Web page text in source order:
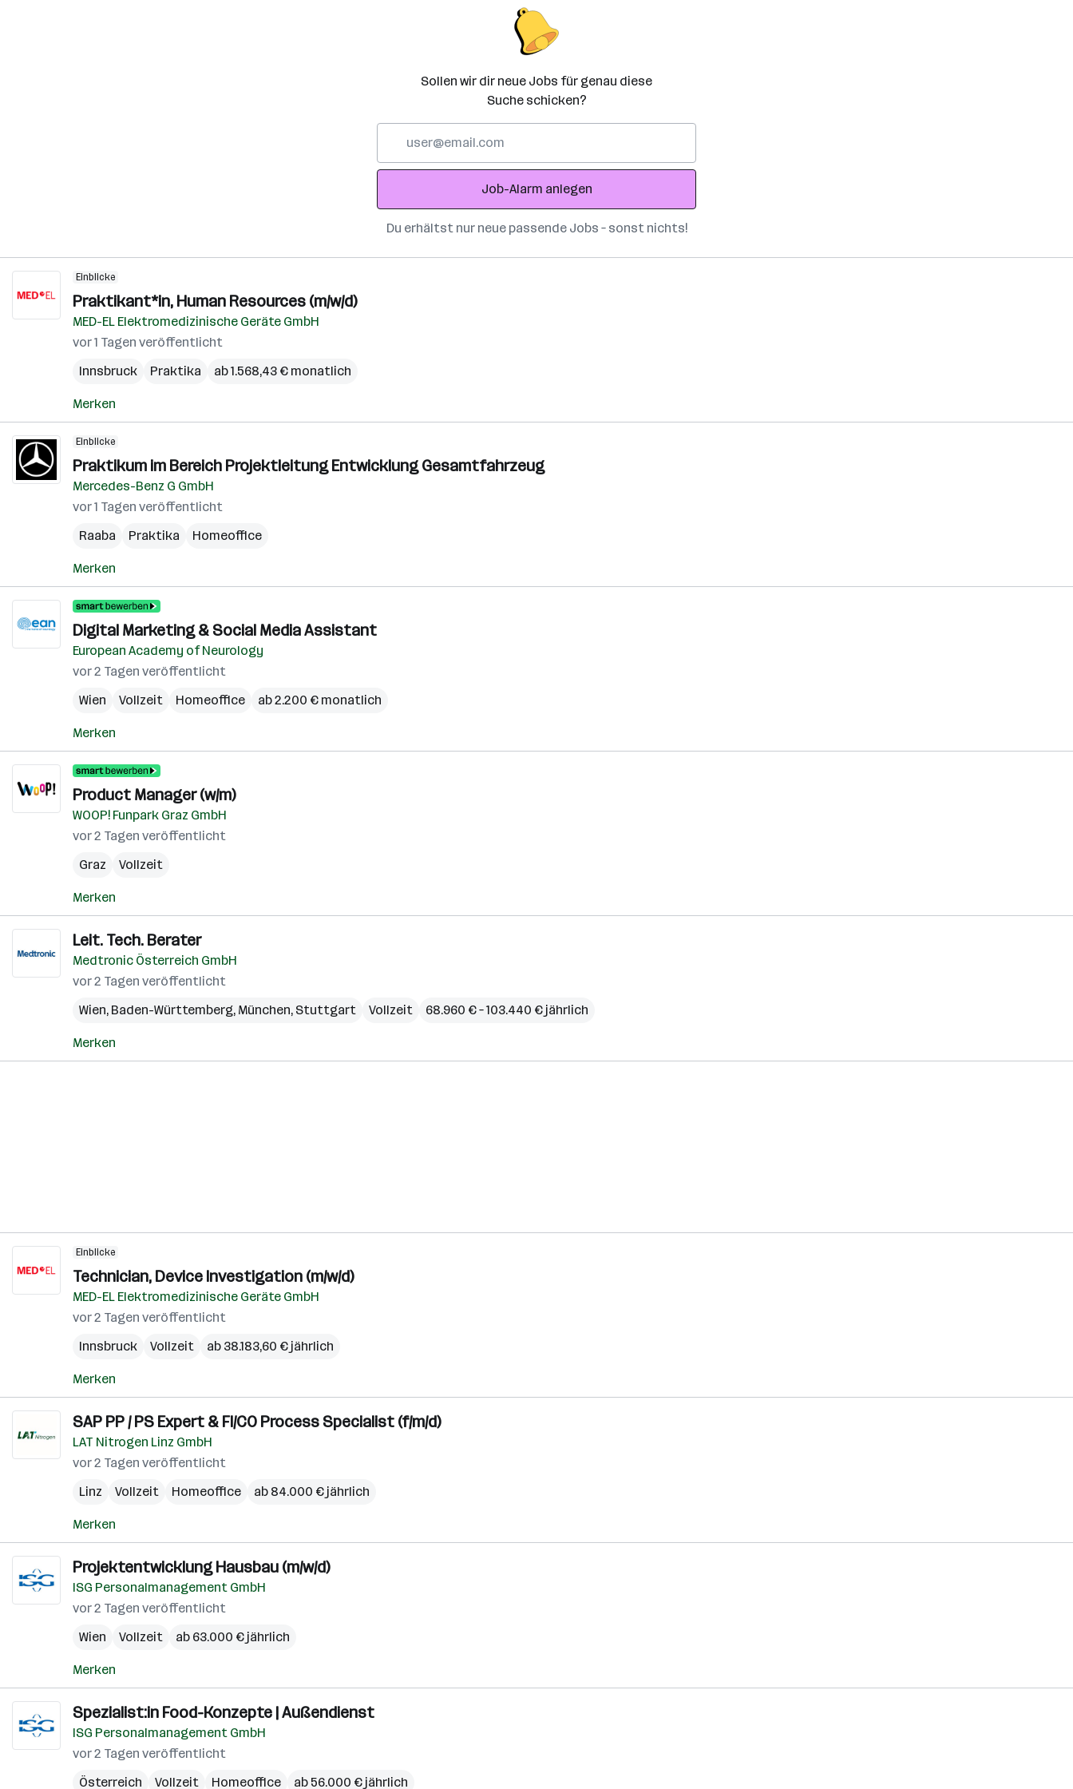
Sollen wir dir neue Jobs für genau diese
Suche schicken?
Adresse
Job-Alarm anlegen
Du erhältst nur neue passende Jobs – sonst nichts!
Einblicke
Praktikant*in, Human Resources (m/w/d)
MED-EL Elektromedizinische Geräte GmbH
vor 1 Tagen veröffentlicht
Innsbruck
Praktika ab 1.568,43 € monatlich
Merken
Einblicke
Praktikum im Bereich Projektleitung Entwicklung Gesamtfahrzeug
Mercedes-Benz G GmbH
vor 1 Tagen veröffentlicht
Raaba
Praktika Homeoffice
Merken
Digital Marketing & Social Media Assistant
European Academy of Neurology
vor 2 Tagen veröffentlicht
Wien
Vollzeit Homeoffice ab 2.200 € monatlich
Merken
Product Manager (w/m)
WOOP! Funpark Graz GmbH
vor 2 Tagen veröffentlicht
Graz
Vollzeit
Merken
Leit. Tech. Berater
Medtronic Österreich GmbH
vor 2 Tagen veröffentlicht
Wien, Baden-Württemberg, München, Stuttgart Vollzeit 68.960 € – 103.440 € jährlich
Merken
Einblicke
Technician, Device Investigation (m/w/d)
MED-EL Elektromedizinische Geräte GmbH
vor 2 Tagen veröffentlicht
Innsbruck
Vollzeit ab 38.183,60 € jährlich
Merken
SAP PP / PS Expert & FI/CO Process Specialist (f/m/d)
LAT Nitrogen Linz GmbH
vor 2 Tagen veröffentlicht
Linz
Vollzeit Homeoffice ab 84.000 € jährlich
Merken
Projektentwicklung Hausbau (m/w/d)
ISG Personalmanagement GmbH
vor 2 Tagen veröffentlicht
Wien
Vollzeit ab 63.000 € jährlich
Merken
Spezialist:in Food-Konzepte | Außendienst
ISG Personalmanagement GmbH
vor 2 Tagen veröffentlicht
Österreich
Vollzeit Homeoffice ab 56.000 € jährlich